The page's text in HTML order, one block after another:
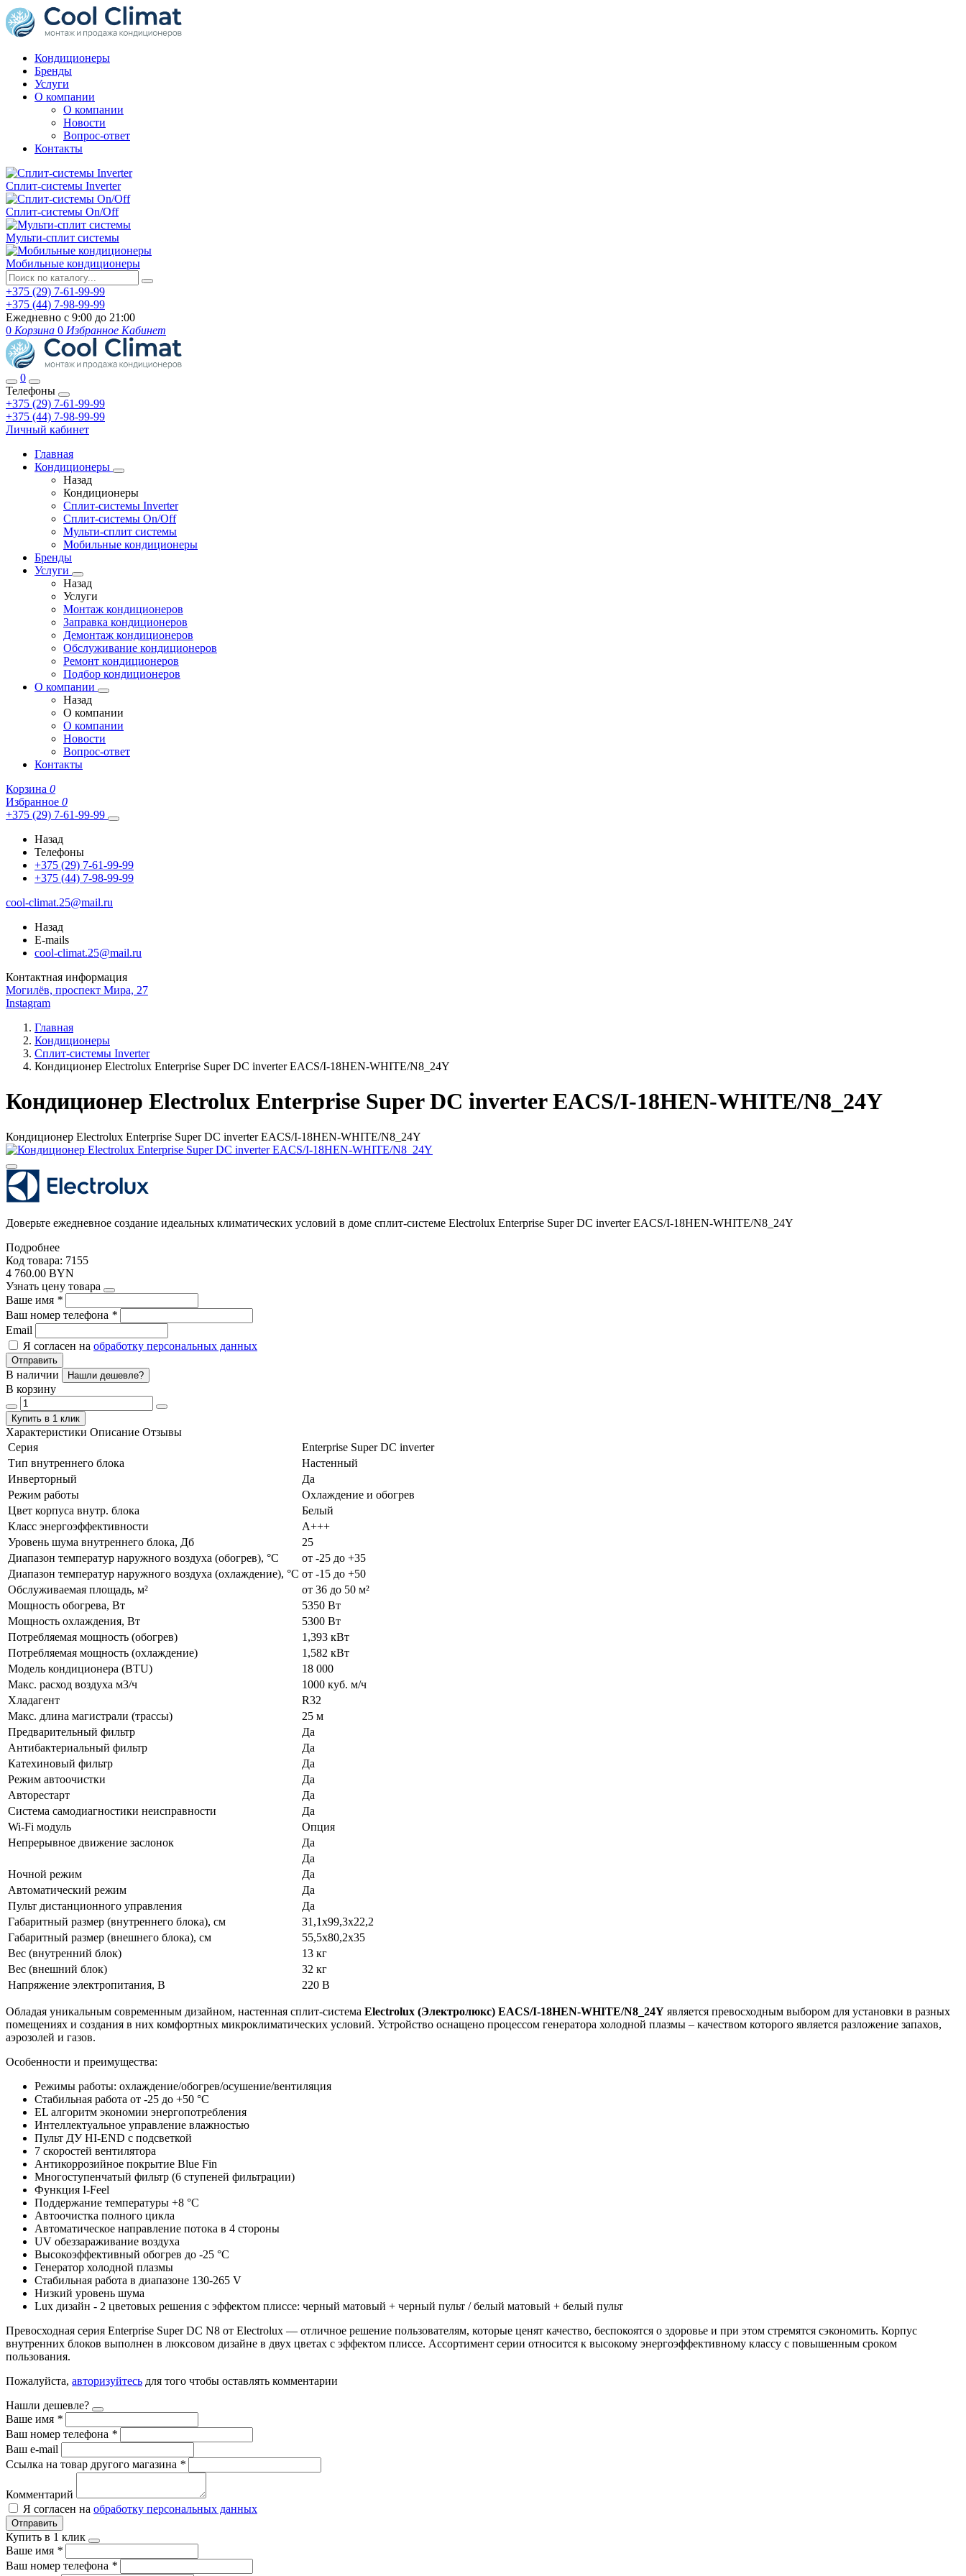
Кондиционеры
Бренды
Услуги
О компании
О компании
Новости
Вопрос-ответ
Контакты
Сплит-системы Inverter
Сплит-системы On/Off
Мульти-сплит системы
Мобильные кондиционеры
+375 (29) 7-61-99-99
+375 (44) 7-98-99-99
Ежедневно с 9:00 до 21:00
0 Корзина 0 Избранное Кабинет
0
Телефоны
+375 (29) 7-61-99-99
+375 (44) 7-98-99-99
Личный кабинет
Главная
Кондиционеры
Назад
Кондиционеры
Сплит-системы Inverter
Сплит-системы On/Off
Мульти-сплит системы
Мобильные кондиционеры
Бренды
Услуги
Назад
Услуги
Монтаж кондиционеров
Заправка кондиционеров
Демонтаж кондиционеров
Обслуживание кондиционеров
Ремонт кондиционеров
Подбор кондиционеров
О компании
Назад
О компании
О компании
Новости
Вопрос-ответ
Контакты
Корзина 0
Избранное 0
+375 (29) 7-61-99-99
Назад
Телефоны
+375 (29) 7-61-99-99
+375 (44) 7-98-99-99
cool-climat.25@mail.ru
Назад
E-mails
cool-climat.25@mail.ru
Контактная информация
Могилёв, проспект Мира, 27
Instagram
Главная
Кондиционеры
Сплит-системы Inverter
Кондиционер Electrolux Enterprise Super DC inverter EACS/I-18HEN-WHITE/N8_24Y
Кондиционер Electrolux Enterprise Super DC inverter EACS/I-18HEN-WHITE/N8_24Y
Кондиционер Electrolux Enterprise Super DC inverter EACS/I-18HEN-WHITE/N8_24Y
Доверьте ежедневное создание идеальных климатических условий в доме сплит-системе Electrolux Enterprise Super DC inverter EACS/I-18HEN-WHITE/N8_24Y
Подробнее
Код товара: 7155
4 760.00 BYN
Узнать цену товара
Ваше имя *
Ваш номер телефона *
Email
Я согласен на обработку персональных данных
Отправить
В наличии Нашли дешевле?
В корзину
Купить в 1 клик
Характеристики Описание Отзывы
Серия
Enterprise Super DC inverter
Тип внутреннего блока
Настенный
Инверторный
Да
Режим работы
Охлаждение и обогрев
Цвет корпуса внутр. блока
Белый
Класс энергоэффективности
А+++
Уровень шума внутреннего блока, Дб
25
Диапазон температур наружного воздуха (обогрев), °C
от -25 до +35
Диапазон температур наружного воздуха (охлаждение), °C от -15 до +50
Обслуживаемая площадь, м²
от 36 до 50 м²
Мощность обогрева, Вт
5350 Вт
Мощность охлаждения, Вт
5300 Вт
Потребляемая мощность (обогрев)
1,393 кВт
Потребляемая мощность (охлаждение)
1,582 кВт
Модель кондиционера (BTU)
18 000
Макс. расход воздуха м3/ч
1000 куб. м/ч
Хладагент
R32
Макс. длина магистрали (трассы)
25 м
Предварительный фильтр
Да
Антибактериальный фильтр
Да
Катехиновый фильтр
Да
Режим автоочистки
Да
Авторестарт
Да
Система самодиагностики неисправности
Да
Wi-Fi модуль
Опция
Непрерывное движение заслонок
Да
Да
Ночной режим
Да
Автоматический режим
Да
Пульт дистанционного управления
Да
Габаритный размер (внутреннего блока), см
31,1х99,3х22,2
Габаритный размер (внешнего блока), см
55,5х80,2х35
Вес (внутренний блок)
13 кг
Вес (внешний блок)
32 кг
Напряжение электропитания, В
220 В
Обладая уникальным современным дизайном, настенная сплит-система Electrolux (Электролюкс) EACS/I-18HEN-WHITE/N8_24Y является превосходным выбором для установки в разных
помещениях и создания в них комфортных микроклиматических условий. Устройство оснащено процессом генератора холодной плазмы – качеством которого является разложение запахов,
аэрозолей и газов.
Особенности и преимущества:
Режимы работы: охлаждение/обогрев/осушение/вентиляция
Стабильная работа от -25 до +50 °C
EL алгоритм экономии энергопотребления
Интеллектуальное управление влажностью
Пульт ДУ HI-END с подсветкой
7 скоростей вентилятора
Антикоррозийное покрытие Blue Fin
Многоступенчатый фильтр (6 ступеней фильтрации)
Функция I-Feel
Поддержание температуры +8 °C
Автоочистка полного цикла
Автоматическое направление потока в 4 стороны
UV обеззараживание воздуха
Высокоэффективный обогрев до -25 °С
Генератор холодной плазмы
Стабильная работа в диапазоне 130-265 V
Низкий уровень шума
Lux дизайн - 2 цветовых решения с эффектом плиссе: черный матовый + черный пульт / белый матовый + белый пульт
Превосходная серия Enterprise Super DC N8 от Electrolux — отличное решение пользователям, которые ценят качество, беспокоятся о здоровье и при этом стремятся сэкономить. Корпус
внутренних блоков выполнен в люксовом дизайне в двух цветах с эффектом плиссе. Ассортимент серии относится к высокому энергоэффективному классу с повышенным сроком
пользования.
Пожалуйста, авторизуйтесь для того чтобы оставлять комментарии
Нашли дешевле?
Ваше имя *
Ваш номер телефона *
Ваш e-mail
Ссылка на товар другого магазина *
Комментарий
Я согласен на обработку персональных данных
Отправить
Купить в 1 клик
Ваше имя *
Ваш номер телефона *